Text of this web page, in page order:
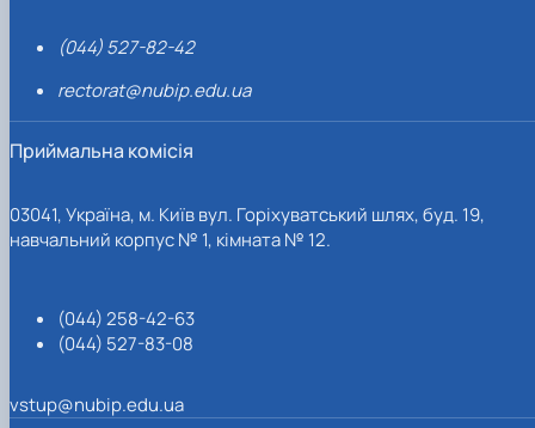
(044) 527-82-42
rectorat@nubip.edu.ua
Приймальна комісія
03041, Україна, м. Київ вул. Горіхуватський шлях, буд. 19,
навчальний корпус № 1, кімната № 12.
(044) 258-42-63
(044) 527-83-08
vstup@nubip.edu.ua